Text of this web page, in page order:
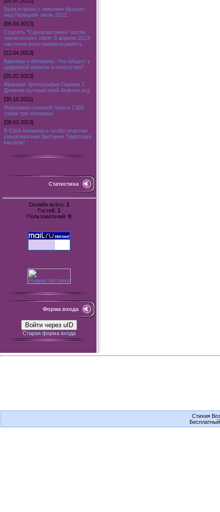
Бури и грозы с ливнями бушуют
над Польшей- июль 2012.
[05.04.2013]
Соцсеть "Одноклассники" после
технического сбоя- 5 апреля 2013-
частично восстановила работу.
[12.04.2013]
Картины и биткоины. Что общего у
цифровой валюты и искусства?
[25.02.2013]
Франция: фотографии Парижа 2.
Дневник путешествий Andreev.org.
[30.10.2011]
Жертвами снежной бури в США
стали три человека.
[08.03.2013]
В США появилась особо опасная
смертоносная бактерия "Nightmare
bacteria".
Статистика
Онлайн всего: 1
Гостей: 1
Пользователей: 0
Форма входа
Войти через uID
Старая форма входа
Стихия